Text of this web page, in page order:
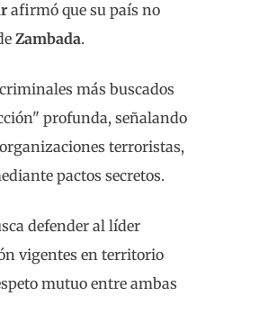
afirmó que su país no
Zambada.
más buscados
profunda, señalando
terroristas,
pactos secretos.
defender al líder
vigentes en territorio
mutuo entre ambas